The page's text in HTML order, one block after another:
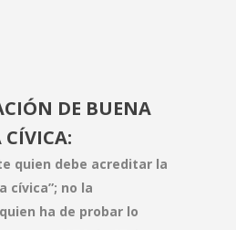
DE BUENA
quien debe acreditar la
cívica”; no la
ha de probar lo